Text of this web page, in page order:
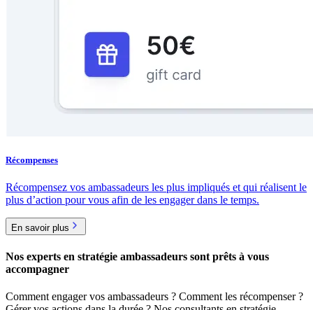
Récompenses
Récompensez vos ambassadeurs les plus impliqués et qui réalisent le
plus d’action pour vous afin de les engager dans le temps.
En savoir plus
Nos experts en stratégie ambassadeurs sont prêts à vous
accompagner
Comment engager vos ambassadeurs ? Comment les récompenser ?